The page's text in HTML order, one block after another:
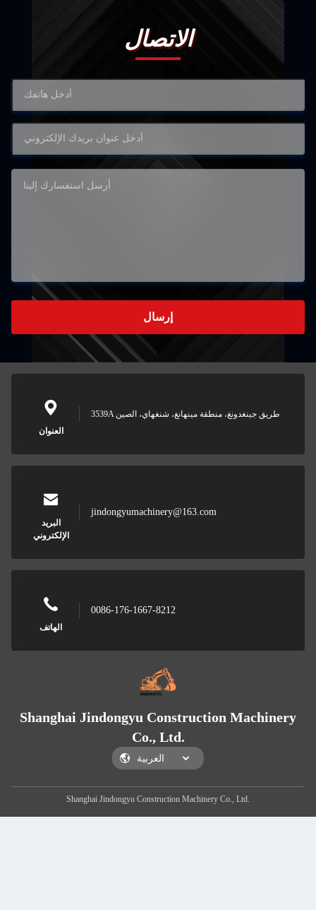
الاتصال
إرسال
العنوان
3539A طريق جينغدونغ، منطقة مينهانغ، شنغهاي، الصين
البريد
الإلكتروني
jindongyumachinery@163.com
الهاتف
0086-176-1667-8212
Shanghai Jindongyu Construction Machinery
Co., Ltd.
Shanghai Jindongyu Construction Machinery Co., Ltd.